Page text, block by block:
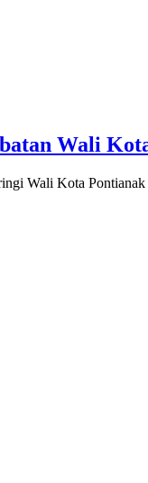
Wali
Wali Kota